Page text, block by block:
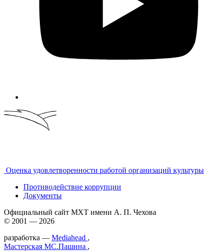
Оценка удовлетворенности работой организаций культуры
Противодействие коррупции
Документы
Официальный сайт МХТ имени А. П. Чехова
© 2001 — 2026
разработка — Mediahead ,
Мастерская МС.Пашина ,